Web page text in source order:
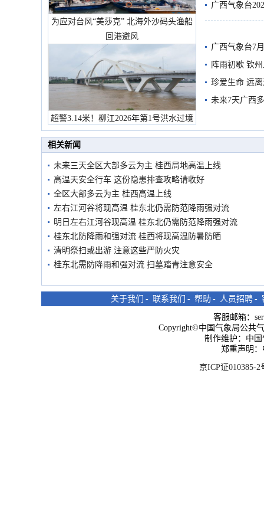
为应对台风“美莎克” 北海外沙码头渔船
回港避风
超警3.14米！柳江2026年第1号洪水过境
市民在堤岸见证汛况
广西气象台
预警
广西气象台7
阵雨初歇 钦
珍爱生命 远
未来7天广西
相关新闻
未来三天全区大部多云为主 桂西局地高温上线
高温天安全行车 这份隐患排查攻略请收好
全区大部多云为主 桂西高温上线
左右江河谷将现高温 桂东北仍需防范降雨强对流
明日左右江河谷现高温 桂东北仍需防范降雨强对流
桂东北防降雨和强对流 桂西将现高温防暑防晒
清明祭扫或出游 注意这些严防火灾
桂东北需防降雨和强对流 扫墓踏青注意安全
关于我们 - 联系我们 - 帮助 - 人员招聘 -
客服邮箱：
Copyright©中国气象局公共
制作维护：中
郑重声明
京ICP证010385-2